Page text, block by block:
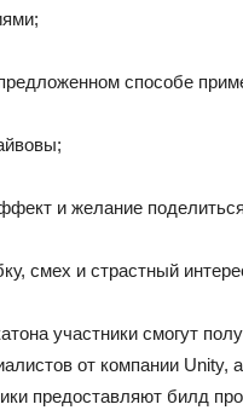
способе
и желание
смех и страстный
участники смогут
от компании Unity,
предоставляют билд